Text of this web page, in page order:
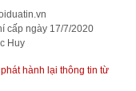
cấp ngày 17/7/2020
Huy
hành lại thông tin từ